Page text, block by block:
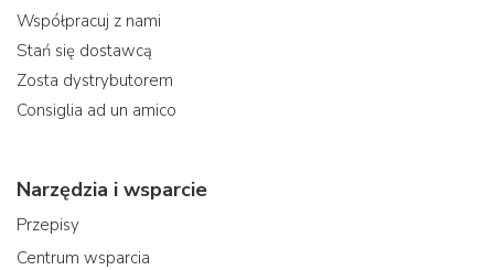
Współpracuj z nami
Stań się dostawcą
Zosta dystrybutorem
Consiglia ad un amico
Narzędzia i wsparcie
Przepisy
Centrum wsparcia